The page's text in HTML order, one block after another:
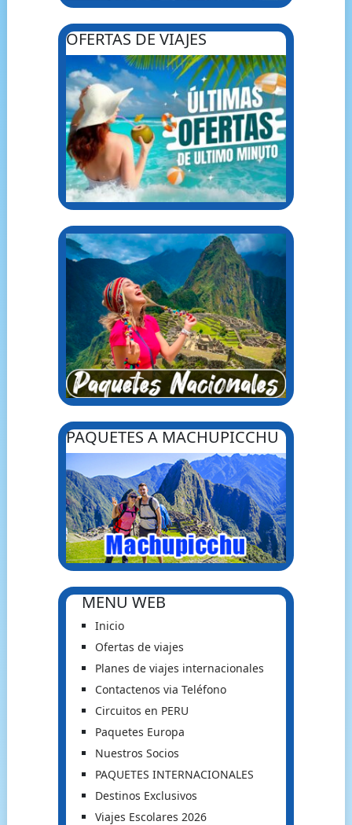
OFERTAS DE VIAJES
PAQUETES A MACHUPICCHU
MENU WEB
Inicio
Ofertas de viajes
Planes de viajes internacionales
Contactenos via Teléfono
Circuitos en PERU
Paquetes Europa
Nuestros Socios
PAQUETES INTERNACIONALES
Destinos Exclusivos
Viajes Escolares 2026